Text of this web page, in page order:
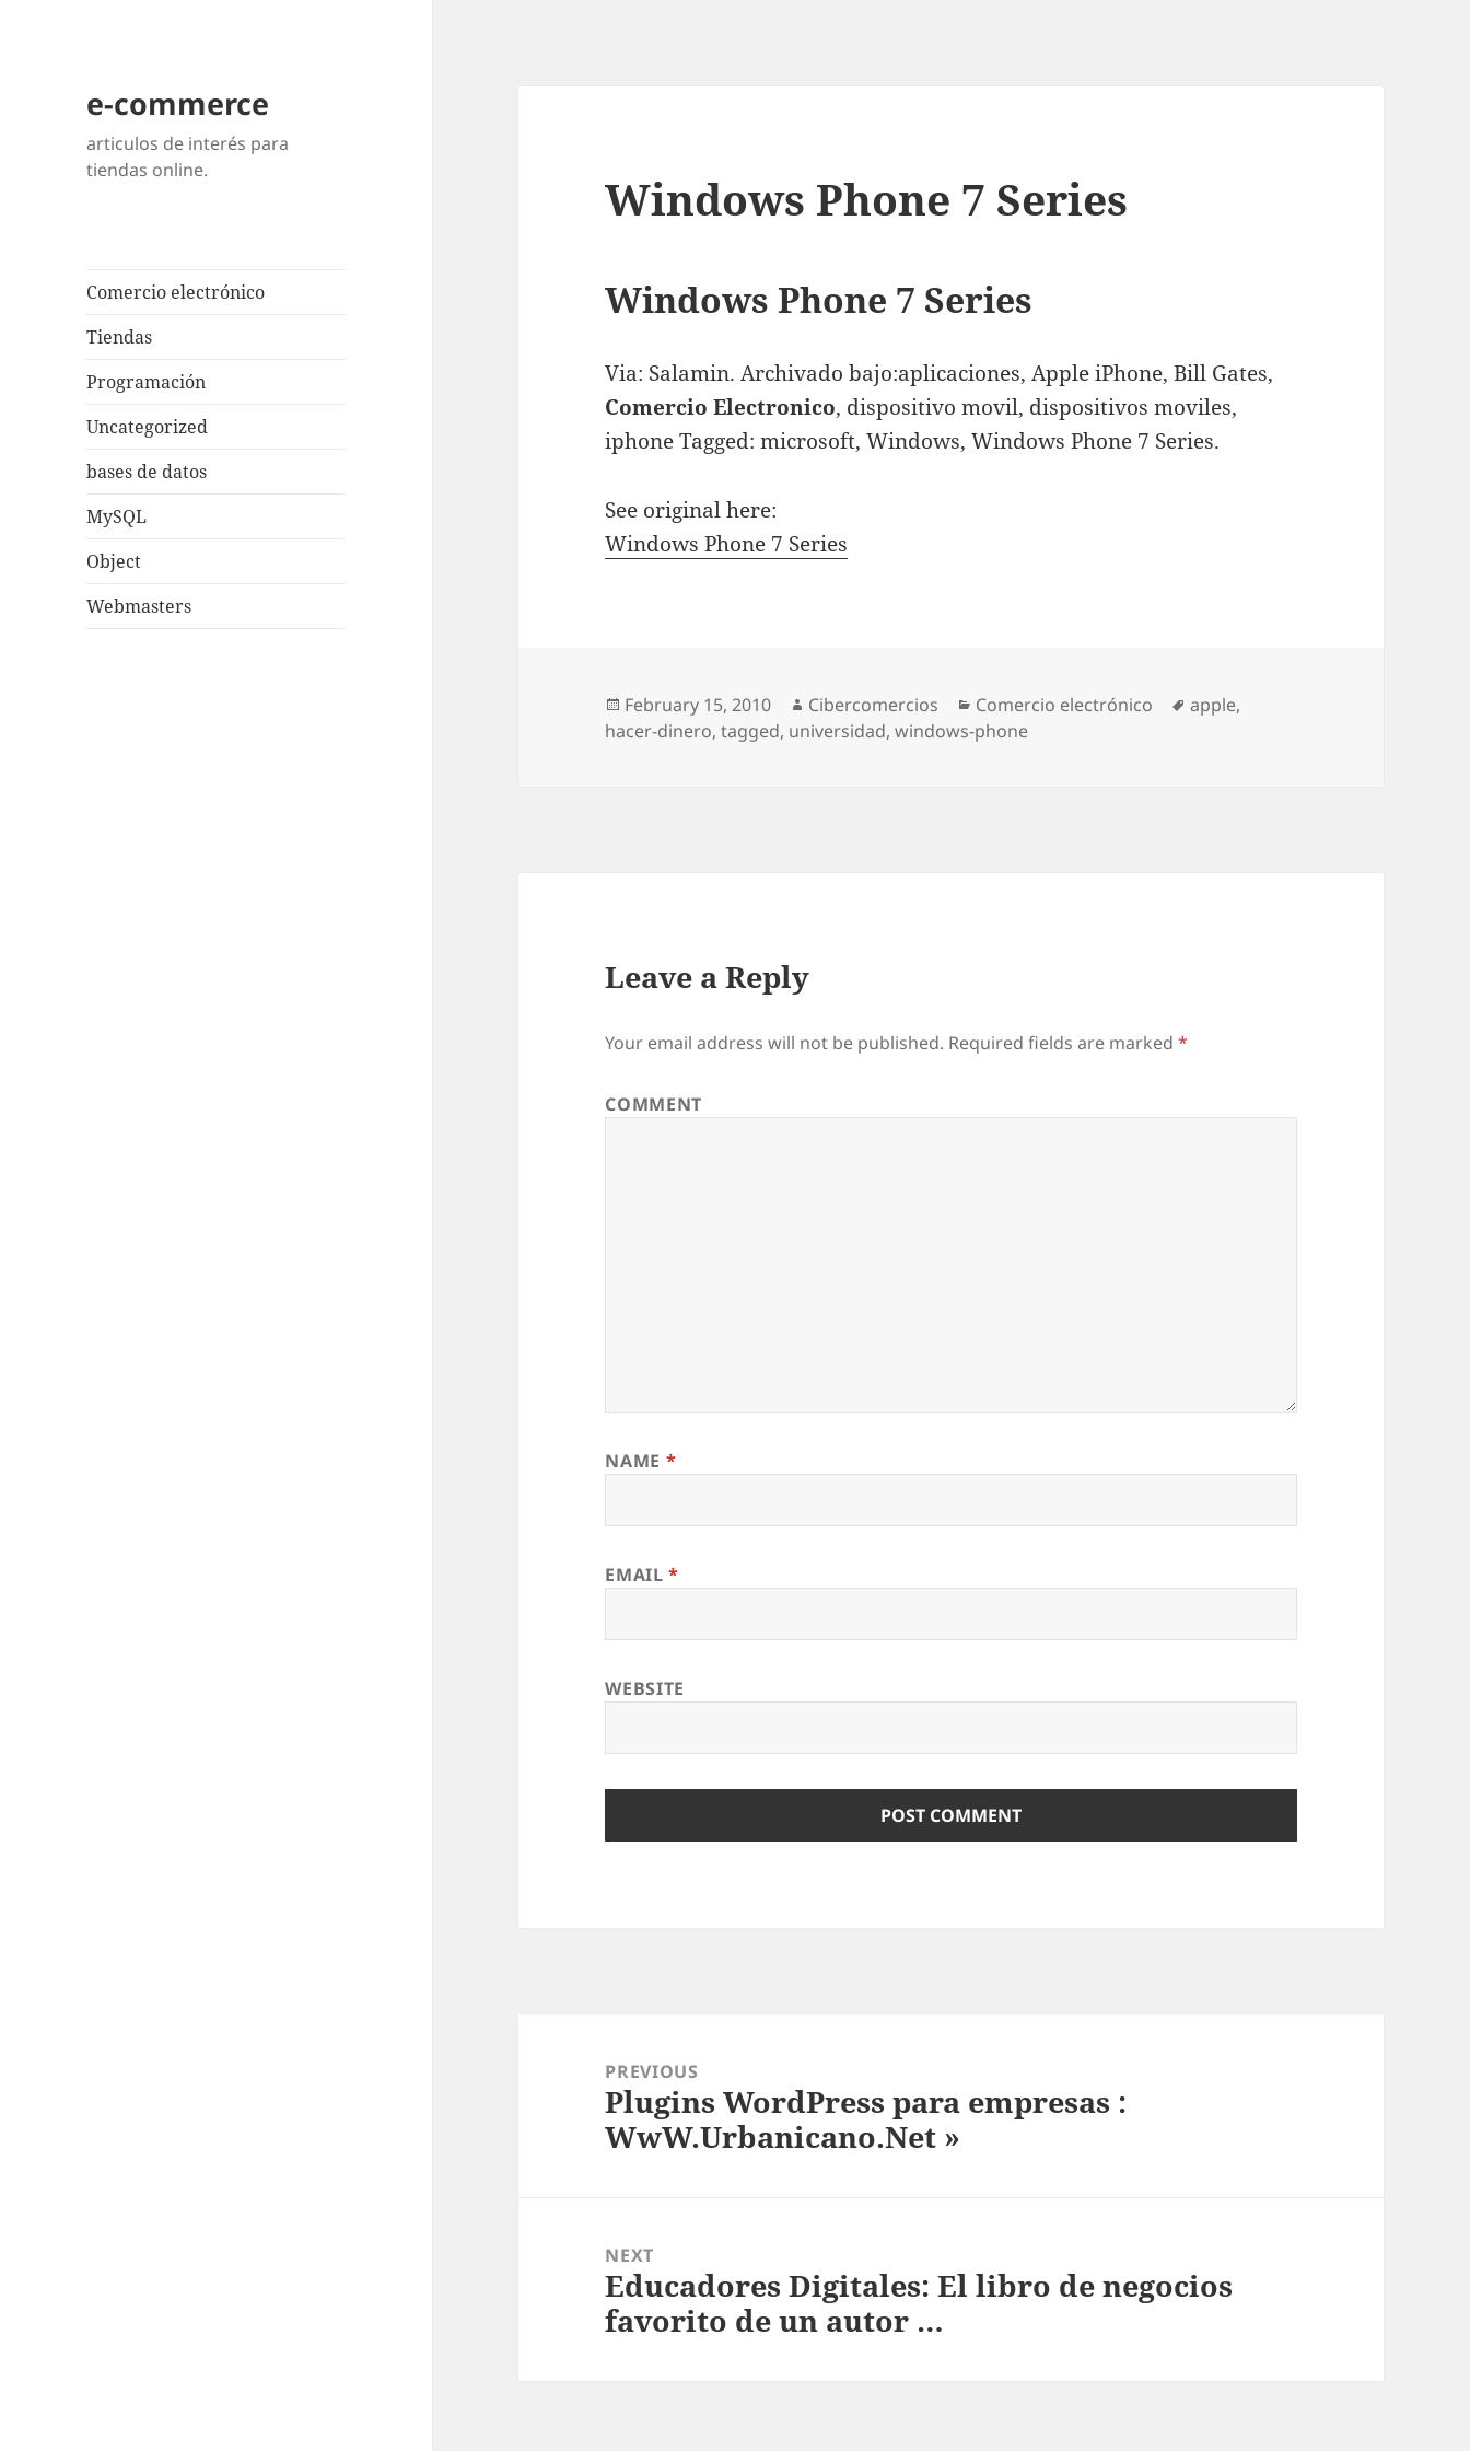
e-commerce
articulos de interés para
tiendas online.
Comercio electrónico
Tiendas
Programación
Uncategorized
bases de datos
MySQL
Object
Webmasters
Windows Phone 7 Series
Windows Phone 7 Series
Via: Salamin. Archivado bajo:aplicaciones, Apple iPhone, Bill Gates,
Comercio Electronico, dispositivo movil, dispositivos moviles,
iphone Tagged: microsoft, Windows, Windows Phone 7 Series.
See original here:
Windows Phone 7 Series
Posted
on
February 15, 2010 Author
Cibercomercios Categories
Comercio electrónico Tags
apple,
hacer-dinero,tagged, universidad,windows-phone
Leave a Reply
Your email address will not be published. Required fields are marked*
COMMENT
NAME *
EMAIL*
WEBSITE
navigationPREVIOUS
Previous
post:
Plugins WordPress para empresas :
WwW.Urbanicano.Net »
NEXT
Next
post:
Educadores Digitales: El libro de negocios
favorito de un autor …